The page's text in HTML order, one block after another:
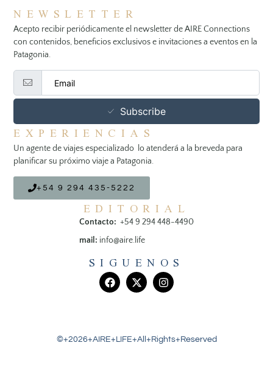
NEWSLETTER
Acepto recibir periódicamente el newsletter de AIRE Connections
con contenidos, beneficios exclusivos e invitaciones a eventos en la
Patagonia.
Subscribe
EXPERIENCIAS
Un agente de viajes especializado lo atenderá a la breveda para
planificar su próximo viaje a Patagonia.
+54 9 294 435-5222
EDITORIAL
Contacto: +54 9 294 448-4490
mail: info@aire.life
SIGUENOS
©+2026+AIRE+LIFE+All+Rights+Reserved